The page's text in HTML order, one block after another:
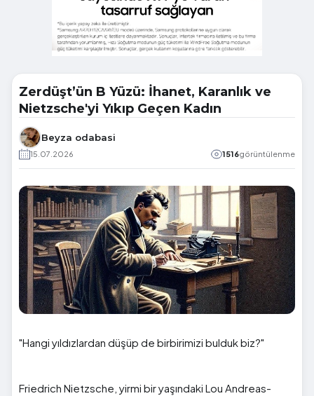
Zerdüşt’ün B Yüzü: İhanet, Karanlık ve
Nietzsche'yi Yıkıp Geçen Kadın
Beyza odabasi
15.07.2026 1516görüntülenme
"Hangi yıldızlardan düşüp de birbirimizi bulduk biz?"
Friedrich Nietzsche, yirmi bir yaşındaki Lou Andreas-